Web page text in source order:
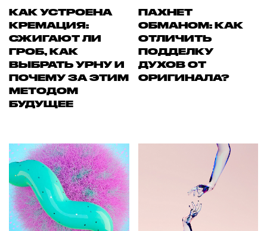
КАК УСТРОЕНА
КРЕМАЦИЯ:
СЖИГАЮТ ЛИ
ГРОБ, КАК
ВЫБРАТЬ УРНУ И
ПОЧЕМУ ЗА ЭТИМ
МЕТОДОМ
БУДУЩЕЕ
ПАХНЕТ
ОБМАНОМ: КАК
ОТЛИЧИТЬ
ПОДДЕЛКУ
ДУХОВ ОТ
ОРИГИНАЛА?